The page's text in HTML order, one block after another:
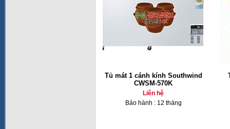
Tủ mát 1 cánh kính Southwind
CWSM-570K
Liên hệ
Bảo hành : 12 tháng